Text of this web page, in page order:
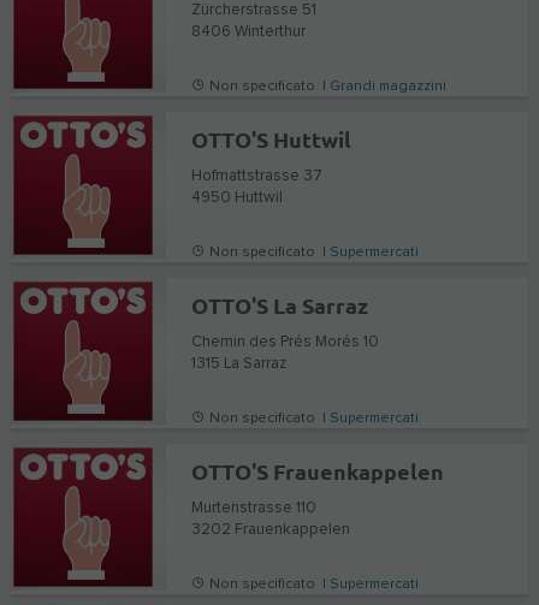
Zürcherstrasse 51
8406 Winterthur
Non specificato | Grandi magazzini
OTTO'S Huttwil
Hofmattstrasse 37
4950 Huttwil
Non specificato | Supermercati
OTTO'S La Sarraz
Chemin des Prés Morés 10
1315
La Sarraz
Non specificato | Supermercati
OTTO'S Frauenkappelen
Murtenstrasse 110
3202 Frauenkappelen
Non specificato | Supermercati